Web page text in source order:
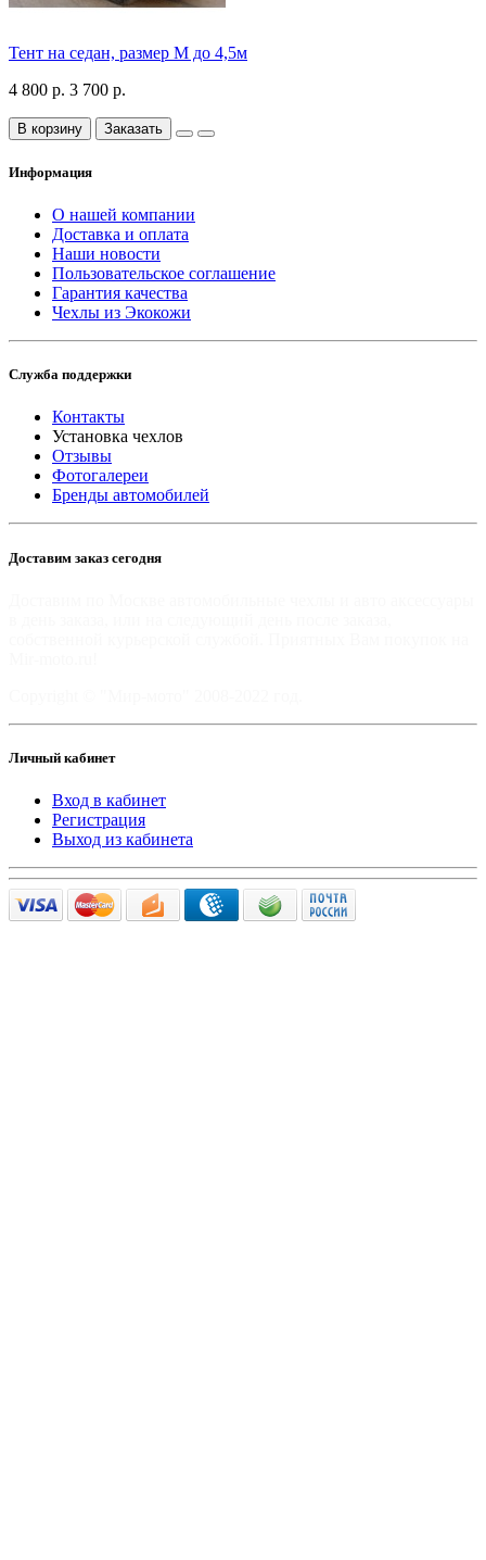
Тент на седан, размер М до 4,5м
4 800 р. 3 700 р.
В корзину Заказать
Информация
О нашей компании
Доставка и оплата
Наши новости
Пользовательское соглашение
Гарантия качества
Чехлы из Экокожи
Служба поддержки
Контакты
Установка чехлов
Отзывы
Фотогалереи
Бренды автомобилей
Доставим заказ сегодня
Личный кабинет
Вход в кабинет
Регистрация
Выход из кабинета